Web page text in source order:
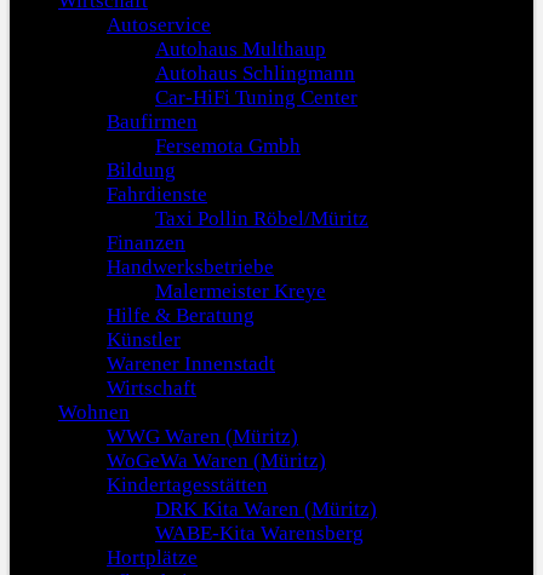
Autoservice
Autohaus Multhaup
Autohaus Schlingmann
Car-HiFi Tuning Center
Baufirmen
Fersemota Gmbh
Bildung
Fahrdienste
Taxi Pollin Röbel/Müritz
Finanzen
Handwerksbetriebe
Malermeister Kreye
Hilfe & Beratung
Künstler
Warener Innenstadt
Wirtschaft
Wohnen
WWG Waren (Müritz)
WoGeWa Waren (Müritz)
Kindertagesstätten
DRK Kita Waren (Müritz)
WABE-Kita Warensberg
Hortplätze